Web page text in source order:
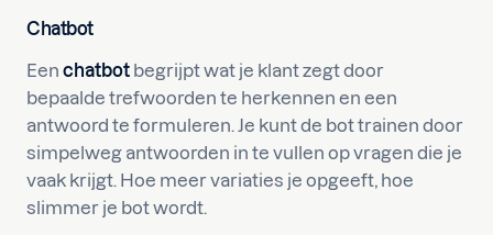
Chatbot
Een chatbot begrijpt wat je klant zegt door
bepaalde trefwoorden te herkennen en een
antwoord te formuleren. Je kunt de bot trainen door
simpelweg antwoorden in te vullen op vragen die je
vaak krijgt. Hoe meer variaties je opgeeft, hoe
slimmer je bot wordt.